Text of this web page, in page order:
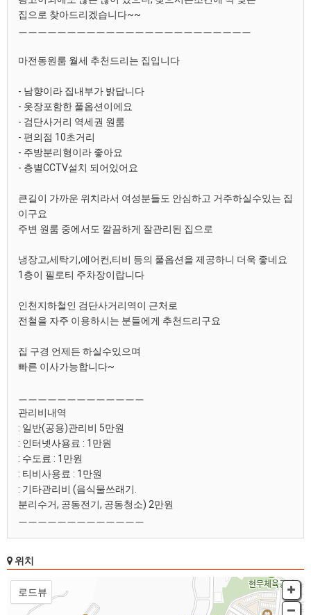
집으로 찾아드리겠습니다~~
ㅡㅡㅡㅡㅡㅡㅡㅡㅡㅡㅡㅡㅡㅡㅡㅡㅡㅡㅡㅡㅡㅡㅡㅡ
마전동원룸 월세 추천드리는 집입니다
- 남향이라 집내부가 밝답니다
- 옷장포함한 풀옵션이에요
- 검단사거리 역세권 원룸
- 편의점 10초거리
- 주방분리형이라 좋아요
- 층별CCTV설치 되어있어요
큰길이 가까운 위치라서 여성분들도 안심하고 거주하실수있는 집
이구요
주변 원룸 중에서도 깔끔하게 잘관리된 집으로
냉장고,세탁기,에어컨,티비 등의 풀옵션을 제공하니 더욱 좋네요
1층이 필로티 주차장이랍니다
인천지하철인 검단사거리역이 근처로
전철을 자주 이용하시는 분들에게 추천드리구요
집 구경 언제든 하실수있으며
빠른 이사가능합니다~
ㅡㅡㅡㅡㅡㅡㅡㅡㅡㅡㅡㅡㅡ
관리비내역
: 일반(공용)관리비 5만원
: 인터넷사용료 : 1만원
: 수도료 : 1만원
: 티비사용료 : 1만원
: 기타관리비 (음식물쓰래기.
분리수거, 공동전기, 공동청소) 2만원
ㅡㅡㅡㅡㅡㅡㅡㅡㅡㅡㅡㅡㅡ
위치